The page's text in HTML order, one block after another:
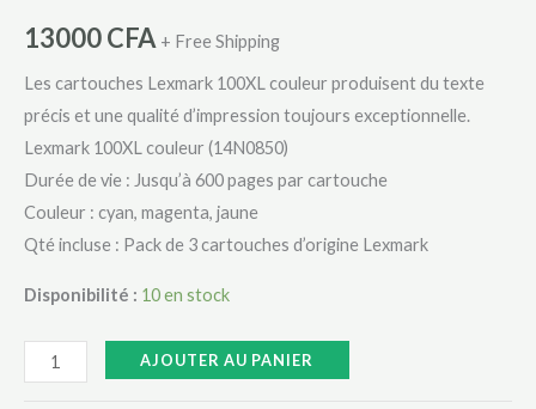
13000CFA + Free Shipping
Les cartouches Lexmark 100XL couleur produisent du texte
précis et une qualité d’impression toujours exceptionnelle.
Lexmark 100XL couleur (14N0850)
Durée de vie : Jusqu’à 600 pages par cartouche
Couleur : cyan, magenta, jaune
Qté incluse : Pack de 3 cartouches d’origine Lexmark
Disponibilité : 10 en stock
AJOUTER AU PANIER